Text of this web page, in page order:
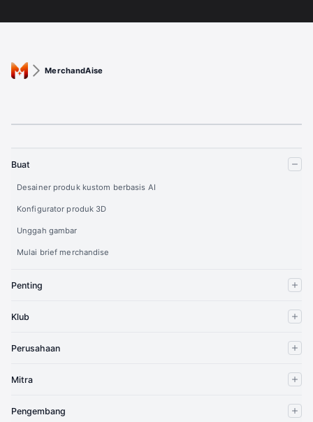
MerchandAise
Buat
Desainer produk kustom berbasis AI
Konfigurator produk 3D
Unggah gambar
Mulai brief merchandise
Penting
Klub
Perusahaan
Mitra
Pengembang